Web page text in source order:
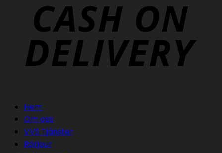
Hem
Om oss
VVS Tjänster
Rörjour